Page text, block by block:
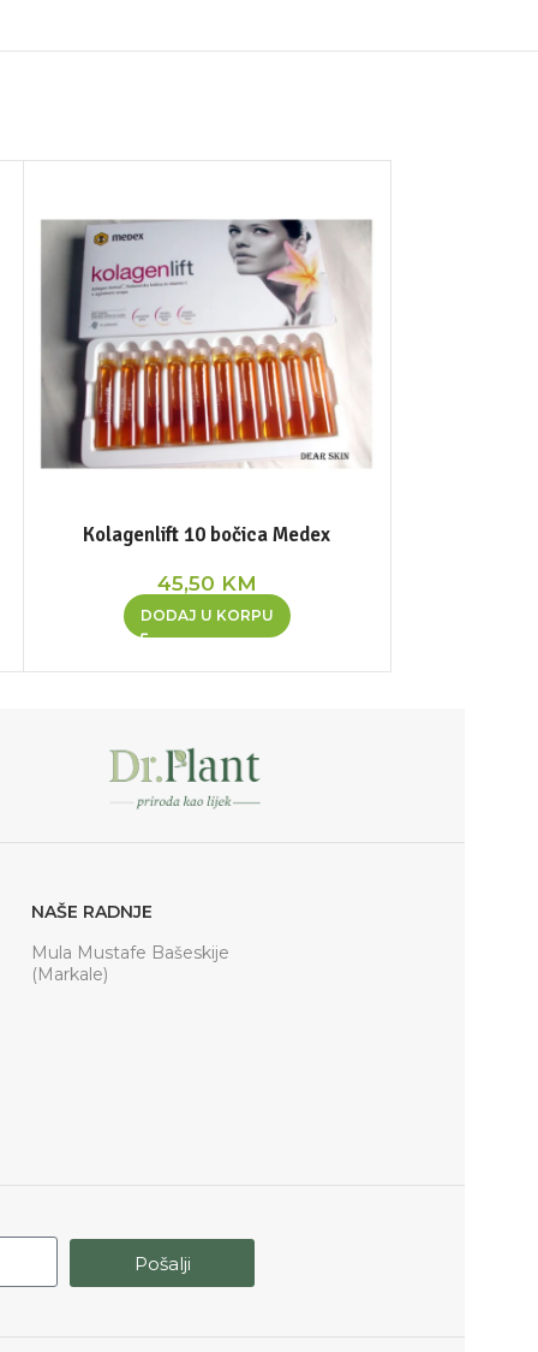
Kolagenlift 10 bočica Medex
45,50 KM
DODAJ U KORPU
NAŠE RADNJE
Mula Mustafe Bašeskije
(Markale)
Pošalji